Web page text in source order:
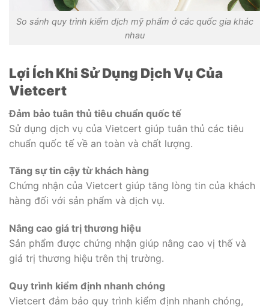
So sánh quy trình kiểm dịch mỹ phẩm ở các quốc gia khác
nhau
Lợi Ích Khi Sử Dụng Dịch Vụ Của
Vietcert
Đảm bảo tuân thủ tiêu chuẩn quốc tế
Sử dụng dịch vụ của Vietcert giúp tuân thủ các tiêu
chuẩn quốc tế về an toàn và chất lượng.
Tăng sự tin cậy từ khách hàng
Chứng nhận của Vietcert giúp tăng lòng tin của khách
hàng đối với sản phẩm và dịch vụ.
Nâng cao giá trị thương hiệu
Sản phẩm được chứng nhận giúp nâng cao vị thế và
giá trị thương hiệu trên thị trường.
Quy trình kiểm định nhanh chóng
Vietcert đảm bảo quy trình kiểm định nhanh chóng,